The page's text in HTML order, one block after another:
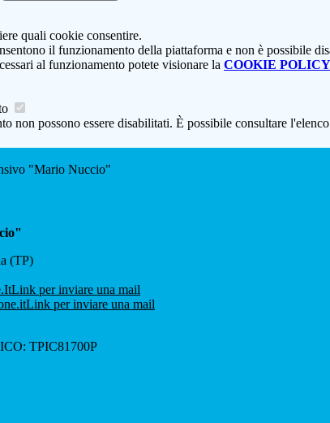
quali cookie consentire.
il funzionamento della piattaforma e non è possibile
al funzionamento potete visionare la COOKIE POLICY
non possono essere disabilitati. È possibile consultare
"Mario Nuccio"
(TP)
Link per inviare una mail
Link per inviare una mail
TPIC81700P